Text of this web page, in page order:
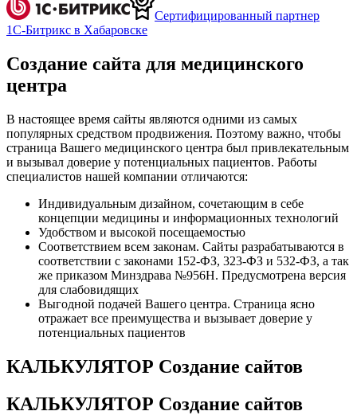
Сертифицированный партнер
1С-Битрикс в Хабаровске
Создание сайта для медицинского
центра
В настоящее время сайты являются одними из самых
популярных средством продвижения. Поэтому важно, чтобы
страница Вашего медицинского центра был привлекательным
и вызывал доверие у потенциальных пациентов. Работы
специалистов нашей компании отличаются:
Индивидуальным дизайном, сочетающим в себе
концепции медицины и информационных технологий
Удобством и высокой посещаемостью
Соответствием всем законам. Сайты разрабатываются в
соответствии с законами 152-ФЗ, 323-ФЗ и 532-ФЗ, а так
же приказом Минздрава №956Н. Предусмотрена версия
для слабовидящих
Выгодной подачей Вашего центра. Страница ясно
отражает все преимущества и вызывает доверие у
потенциальных пациентов
КАЛЬКУЛЯТОР Создание сайтов
КАЛЬКУЛЯТОР Создание сайтов